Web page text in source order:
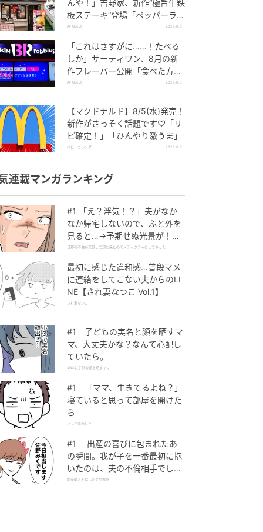
んや！」吉野家、新作“極旨牛鉄
板ステーキ”登場「ペッパーラン
チを潰しに来たぞ……」
All About 2026.8.6
「これはさすがに……！たべる
しか」サーティワン、8月の新
作フレーバー公開「食べた方が
良いですよスイカサマーは」
All About 2026.8.5
【マクドナルド】8/5(水)発売！
新作がさっそく話題です♡「リ
ピ確定！」「ひんやり激うま」
ベビーカレンダー 2026.8.6
連載マンガランキング
#1 「え？浮気！？」夫がなか
なか帰宅しないので、ふと外を
見ると…→予期せぬ光景が！｜
旦那の不倫が発覚して頭に来た
旦那の不倫が発覚して頭に来たのでメチャクチャにしてやった
最初に感じた違和感…普段マメ
に連絡をしてこない夫からのLI
NE【され妻なつこ Vol.1】
され妻なつこ
#1 子どもの実名と顔を晒すマ
マ、大丈夫かな？なんて心配し
ていたら。
SNSに子供の顔を晒すママ
#1 「ママ、生きてるよね？」
寝ていると思って部屋を開けた
ら
ママが家出した
#1 出産の喜びに包まれたあ
の瞬間。我が子を一番最初に抱
いたのは、夫の不倫相手でし
た。
助産師と不倫した夫の末路